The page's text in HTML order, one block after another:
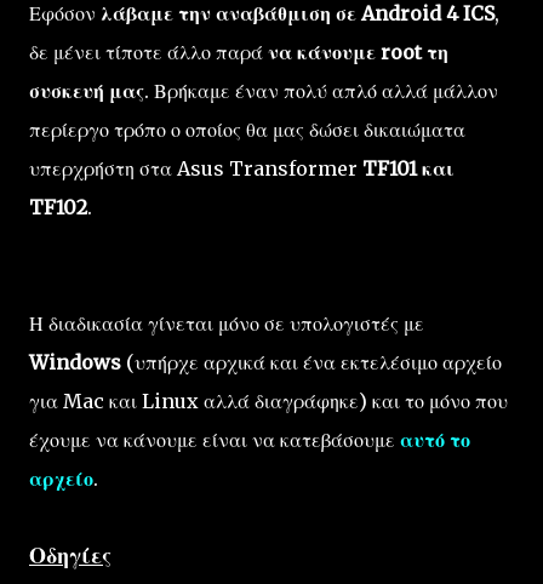
Εφόσον λάβαμε την αναβάθμιση σε Android 4 ICS,
δε μένει τίποτε άλλο παρά να κάνουμε root τη
συσκευή μας. Βρήκαμε έναν πολύ απλό αλλά μάλλον
περίεργο τρόπο ο οποίος θα μας δώσει δικαιώματα
υπερχρήστη στα Asus Transformer TF101 και
TF102.
Η διαδικασία γίνεται μόνο σε υπολογιστές με
Windows (υπήρχε αρχικά και ένα εκτελέσιμο αρχείο
για Mac και Linux αλλά διαγράφηκε) και το μόνο που
έχουμε να κάνουμε είναι να κατεβάσουμε αυτό το
αρχείο.
Οδηγίες